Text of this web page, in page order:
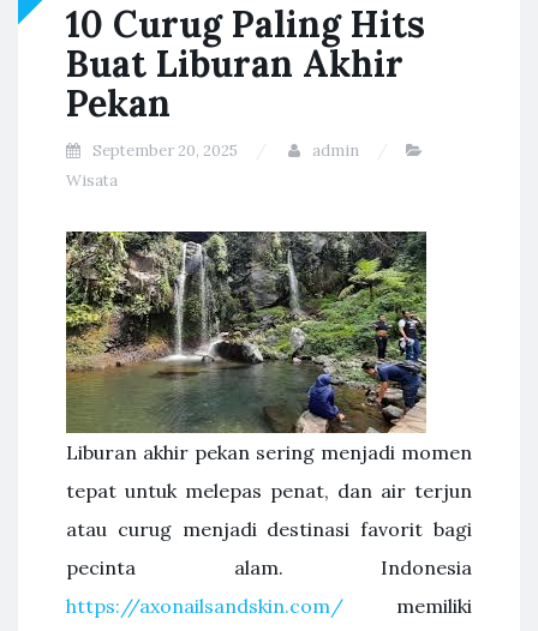
10 Curug Paling Hits
Buat Liburan Akhir
Pekan
September 20, 2025
admin
Wisata
Liburan akhir pekan sering menjadi momen
tepat untuk melepas penat, dan air terjun
atau curug menjadi destinasi favorit bagi
pecinta alam. Indonesia
https://axonailsandskin.com/ memiliki